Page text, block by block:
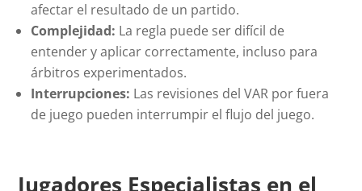
afectar el resultado de un partido.
Complejidad: La regla puede ser difícil de
entender y aplicar correctamente, incluso para
árbitros experimentados.
Interrupciones: Las revisiones del VAR por fuera
de juego pueden interrumpir el flujo del juego.
Jugadores Especialistas en el